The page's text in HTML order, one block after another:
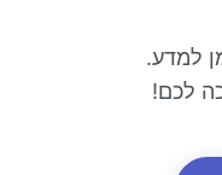
למדע.
לכם!